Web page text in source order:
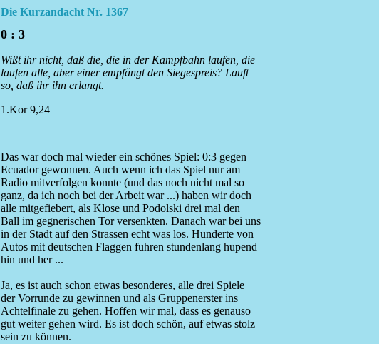
Die Kurzandacht Nr. 1367
0 : 3
Wißt ihr nicht, daß die, die in der Kampfbahn laufen, die
laufen alle, aber einer empfängt den Siegespreis? Lauft
so, daß ihr ihn erlangt.
1.Kor 9,24
Das war doch mal wieder ein schönes Spiel: 0:3 gegen
Ecuador gewonnen. Auch wenn ich das Spiel nur am
Radio mitverfolgen konnte (und das noch nicht mal so
ganz, da ich noch bei der Arbeit war ...) haben wir doch
alle mitgefiebert, als Klose und Podolski drei mal den
Ball im gegnerischen Tor versenkten. Danach war bei uns
in der Stadt auf den Strassen echt was los. Hunderte von
Autos mit deutschen Flaggen fuhren stundenlang hupend
hin und her ...
Ja, es ist auch schon etwas besonderes, alle drei Spiele
der Vorrunde zu gewinnen und als Gruppenerster ins
Achtelfinale zu gehen. Hoffen wir mal, dass es genauso
gut weiter gehen wird. Es ist doch schön, auf etwas stolz
sein zu können.